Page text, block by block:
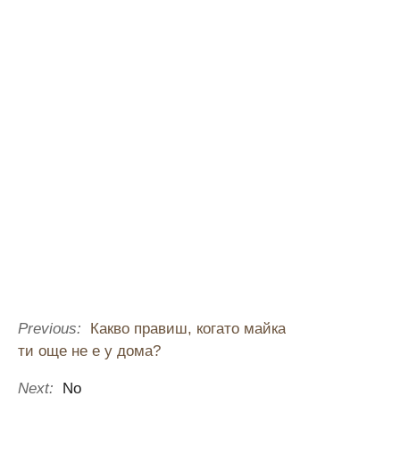
Previous:
Какво правиш, когато майка
ти още не е у дома?
Next: No